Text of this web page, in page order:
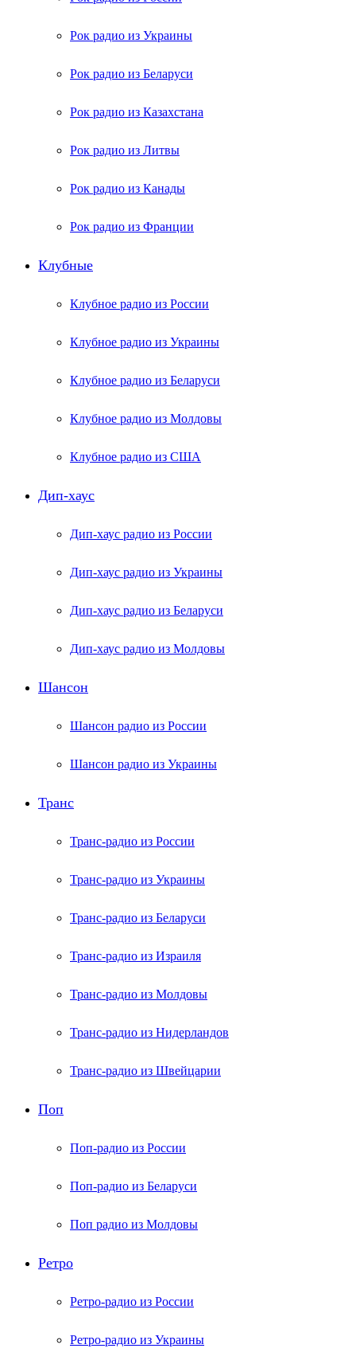
Рок радио из Украины
Рок радио из Беларуси
Рок радио из Казахстана
Рок радио из Литвы
Рок радио из Канады
Рок радио из Франции
Клубные
Клубное радио из России
Клубное радио из Украины
Клубное радио из Беларуси
Клубное радио из Молдовы
Клубное радио из США
Дип-хаус
Дип-хаус радио из России
Дип-хаус радио из Украины
Дип-хаус радио из Беларуси
Дип-хаус радио из Молдовы
Шансон
Шансон радио из России
Шансон радио из Украины
Транс
Транс-радио из России
Транс-радио из Украины
Транс-радио из Беларуси
Транс-радио из Израиля
Транс-радио из Молдовы
Транс-радио из Нидерландов
Транс-радио из Швейцарии
Поп
Поп-радио из России
Поп-радио из Беларуси
Поп радио из Молдовы
Ретро
Ретро-радио из России
Ретро-радио из Украины